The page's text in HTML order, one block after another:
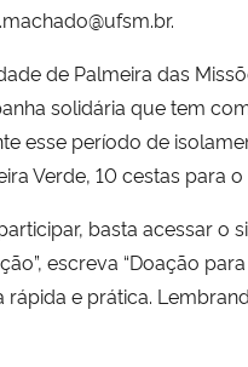
de Palmeira das
solidária que tem
esse período de
Verde, 10 cestas para
basta acessar o
escreva “Doação
rápida e prática.